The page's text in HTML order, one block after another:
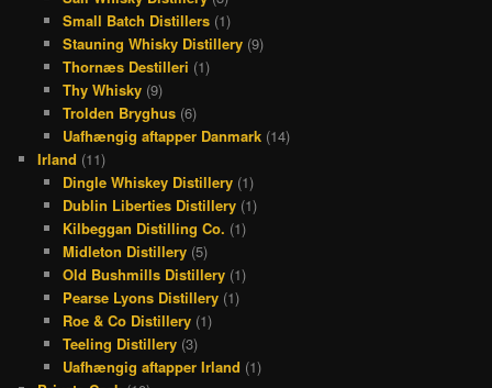
Small Batch Distillers(1)
Stauning Whisky Distillery(9)
Thornæs Destilleri (1)
Thy Whisky(9)
Trolden Bryghus(6)
Uafhængig aftapper Danmark(14)
Irland (11)
Dingle Whiskey Distillery(1)
Dublin Liberties Distillery(1)
Kilbeggan Distilling Co. (1)
Midleton Distillery(5)
Old Bushmills Distillery(1)
Pearse Lyons Distillery(1)
Roe & Co Distillery(1)
Teeling Distillery(3)
Uafhængig aftapper Irland (1)